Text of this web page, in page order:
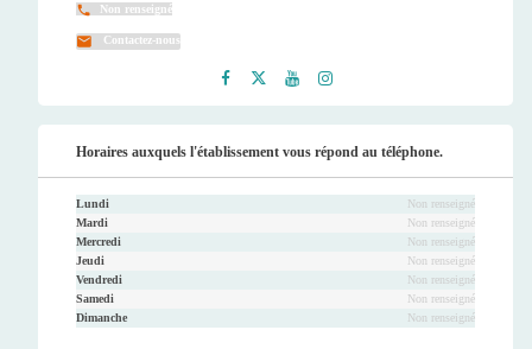
Non renseigné
Contactez-nous
ook
er
be
ram
Horaires auxquels l'établissement vous répond au téléphone.
Lundi
Non renseigné
Mardi
Non renseigné
Mercredi
Non renseigné
Jeudi
Non renseigné
Vendredi
Non renseigné
Samedi
Non renseigné
Dimanche
Non renseigné